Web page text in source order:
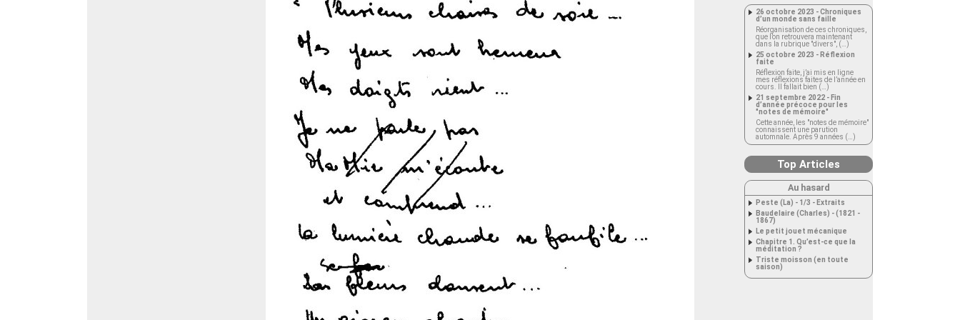
26 octobre 2023 - Chroniques
d’un monde sans faille
Réorganisation de ces chroniques,
que l’on retrouvera maintenant
dans la rubrique "divers", (…)
25 octobre 2023 - Réflexion
faite
Réflexion faite, j’ai mis en ligne
mes réflexions faites de l’année en
cours. Il fallait bien (…)
21 septembre 2022 - Fin
d’année précoce pour les
"notes de mémoire"
Cette année, les "notes de mémoire"
connaissent une parution
automnale. Après 9 années (…)
Top Articles
Au hasard
Peste (La) - 1/3 - Extraits
Baudelaire (Charles) - (1821 -
1867)
Le petit jouet mécanique
Chapitre 1. Qu’est-ce que la
méditation ?
Triste moisson (en toute
saison)